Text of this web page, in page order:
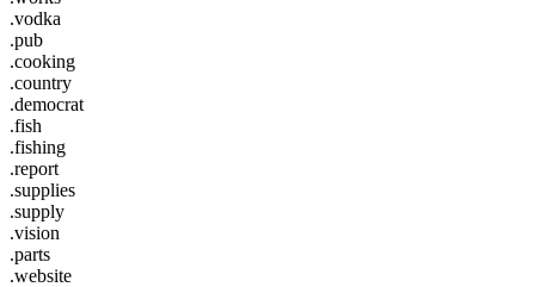
.vodka
.pub
.cooking
.country
.democrat
.fish
.fishing
.report
.supplies
.supply
.vision
.parts
.website